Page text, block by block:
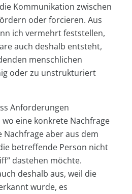
Kommunikation zwischen
oder forcieren. Aus
ich vermehrt feststellen,
auch deshalb entsteht,
menschlichen
oder zu unstrukturiert
Anforderungen
eine konkrete Nachfrage
Nachfrage aber aus dem
betreffende Person nicht
dastehen möchte.
deshalb aus, weil die
wurde, es